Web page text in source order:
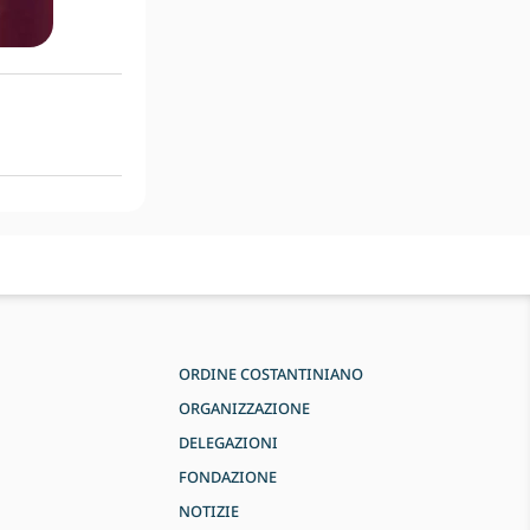
ORDINE COSTANTINIANO
ORGANIZZAZIONE
DELEGAZIONI
FONDAZIONE
NOTIZIE